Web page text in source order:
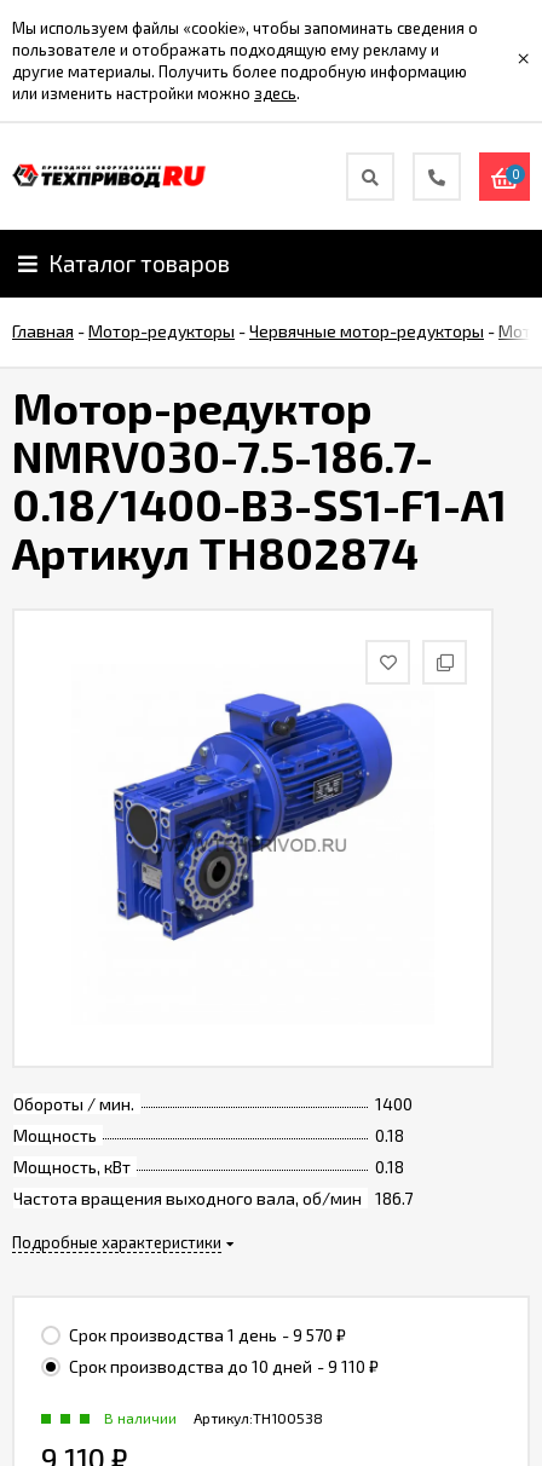
Мы используем файлы «cookie», чтобы запоминать сведения о
пользователе и отображать подходящую ему рекламу и
другие материалы. Получить более подробную информацию
или изменить настройки можно здесь.
×
0
Каталог товаров
Главная -Мотор-редукторы -Червячные мотор-редукторы -
Мотор-редуктор
NMRV030-7.5-186.7-
0.18/1400-B3-SS1-F1-A1
Артикул TH802874
Обороты / мин.
1400
Мощность
0.18
Мощность, кВт
0.18
Частота вращения выходного вала, об/мин
186.7
Подробные характеристики
Срок производства 1 день - 9 570 ₽
Срок производства до 10 дней - 9 110 ₽
Артикул:TH100538
В наличии
9 110 ₽